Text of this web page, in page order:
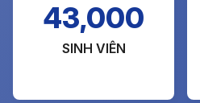
43,000
SINH VIÊN